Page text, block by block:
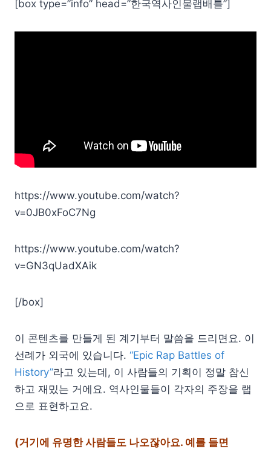
[box type=”info” head=”한국역사인물랩배틀”]
https://www.youtube.com/watch?
v=0JB0xFoC7Ng
https://www.youtube.com/watch?
v=GN3qUadXAik
[/box]
이 콘텐츠를 만들게 된 계기부터 말씀을 드리면요. 이
선례가 외국에 있습니다. “Epic Rap Battles of
History”라고 있는데, 이 사람들의 기획이 정말 참신
하고 재밌는 거에요. 역사인물들이 각자의 주장을 랩
으로 표현하고요.
(거기에 유명한 사람들도 나오잖아요. 예를 들면